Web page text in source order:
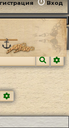
Вход
Философия и экзистенциальные вопросы
Поиск
ПоискРасширенный